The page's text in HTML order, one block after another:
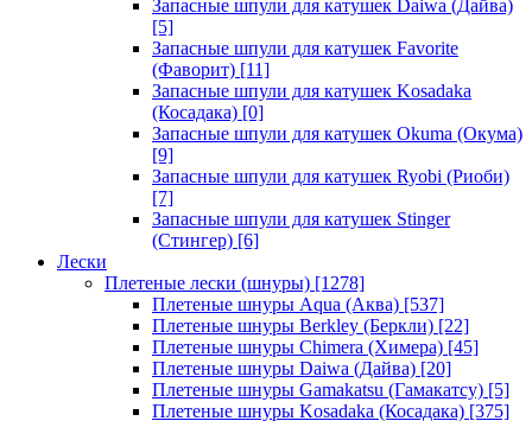
Запасные шпули для катушек Daiwa (Дайва)
[5]
Запасные шпули для катушек Favorite
(Фаворит) [11]
Запасные шпули для катушек Kosadaka
(Косадака) [0]
Запасные шпули для катушек Okuma (Окума)
[9]
Запасные шпули для катушек Ryobi (Риоби)
[7]
Запасные шпули для катушек Stinger
(Стингер) [6]
Лески
Плетеные лески (шнуры) [1278]
Плетеные шнуры Aqua (Аква) [537]
Плетеные шнуры Berkley (Беркли) [22]
Плетеные шнуры Chimera (Химера) [45]
Плетеные шнуры Daiwa (Дайва) [20]
Плетеные шнуры Gamakatsu (Гамакатсу) [5]
Плетеные шнуры Kosadaka (Косадака) [375]